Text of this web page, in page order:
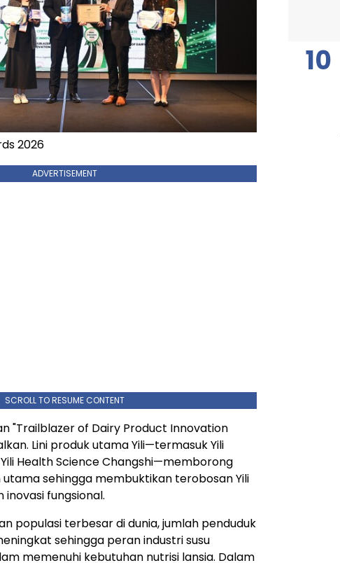
2026
ADVERTISEMENT
SCROLL TO RESUME CONTENT
"Trailblazer of Dairy Product Innovation
Lini produk utama Yili—termasuk Yili
Yili Health Science Changshi—memborong
sehingga membuktikan terobosan Yili
inovasi fungsional.
populasi terbesar di dunia, jumlah penduduk
sehingga peran industri susu
memenuhi kebutuhan nutrisi lansia. Dalam